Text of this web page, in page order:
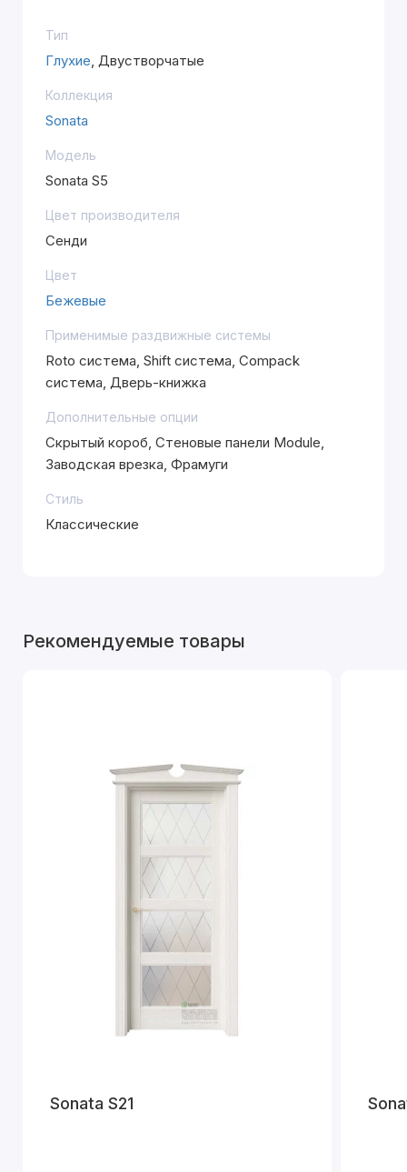
Тип
Глухие, Двустворчатые
Коллекция
Sonata
Модель
Sonata S5
Цвет производителя
Сенди
Цвет
Бежевые
Применимые раздвижные системы
Roto система, Shift система, Compack
система, Дверь-книжка
Дополнительные опции
Скрытый короб, Стеновые панели Module,
Заводская врезка, Фрамуги
Стиль
Классические
Рекомендуемые товары
Sonata S21